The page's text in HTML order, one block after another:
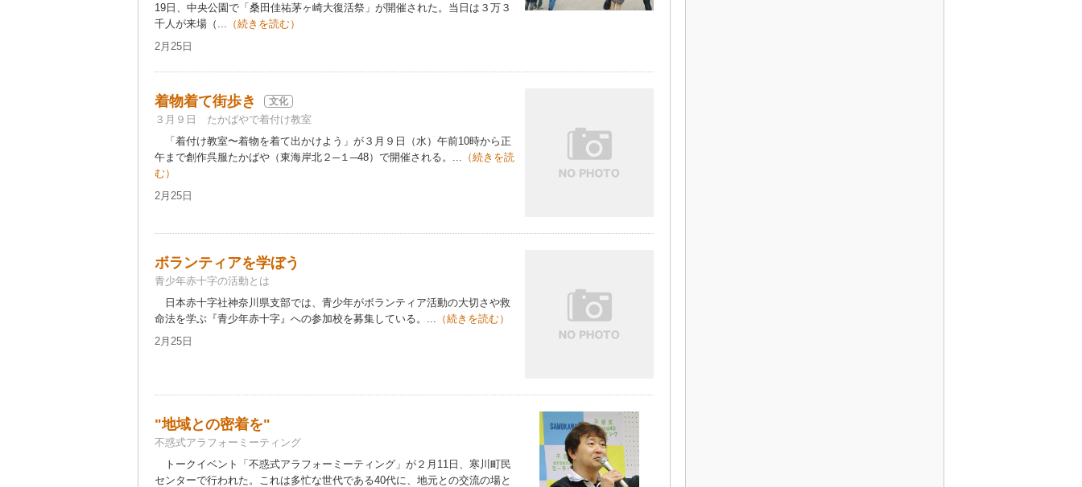
19日、中央公園で「桑田佳祐茅ヶ崎大復活祭」が開催された。当日は３万３
千人が来場（... （続きを読む）
2月25日
着物着て街歩き 文化
３月９日 たかばやで着付け教室
「着付け教室〜着物を着て出かけよう」が３月９日（水）午前10時から正
午まで創作呉服たかばや（東海岸北２─１─48）で開催される。... （続きを読
む）
2月25日
ボランティアを学ぼう
青少年赤十字の活動とは
日本赤十字社神奈川県支部では、青少年がボランティア活動の大切さや救
命法を学ぶ『青少年赤十字』への参加校を募集している。... （続きを読む）
2月25日
"地域との密着を"
不惑式アラフォーミーティング
トークイベント「不惑式アラフォーミーティング」が２月11日、寒川町民
センターで行われた。これは多忙な世代である40代に、地元との交流の場と